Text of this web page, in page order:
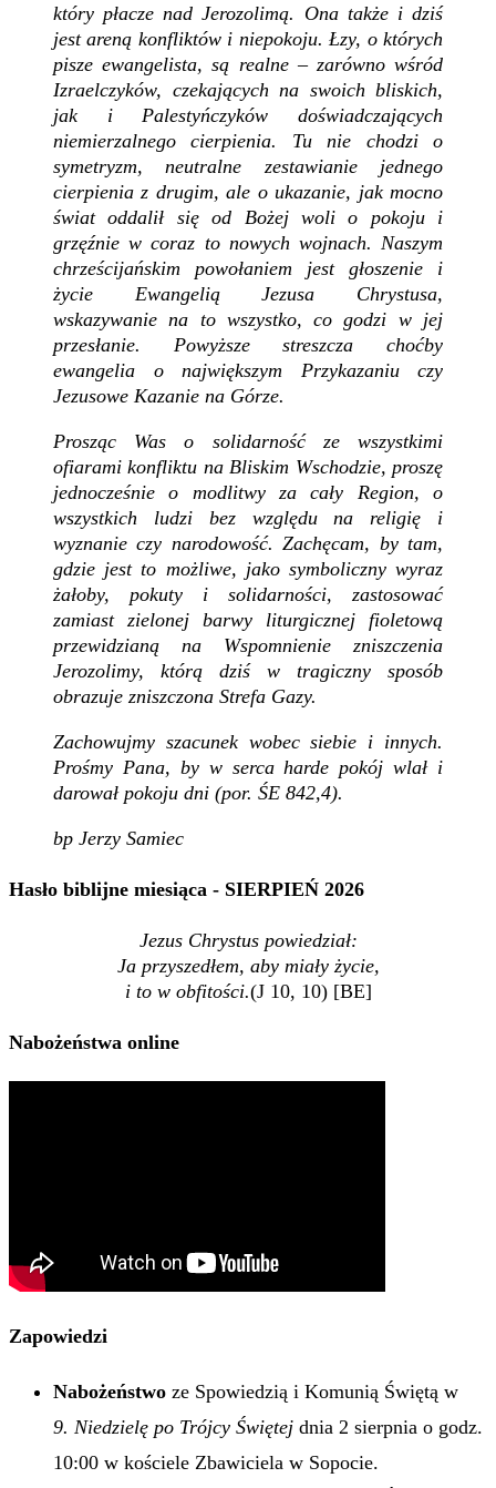
który płacze nad Jerozolimą. Ona także i dziś
jest areną konfliktów i niepokoju. Łzy, o których
pisze ewangelista, są realne – zarówno wśród
Izraelczyków, czekających na swoich bliskich,
jak i Palestyńczyków doświadczających
niemierzalnego cierpienia. Tu nie chodzi o
symetryzm, neutralne zestawianie jednego
cierpienia z drugim, ale o ukazanie, jak mocno
świat oddalił się od Bożej woli o pokoju i
grzęźnie w coraz to nowych wojnach. Naszym
chrześcijańskim powołaniem jest głoszenie i
życie Ewangelią Jezusa Chrystusa,
wskazywanie na to wszystko, co godzi w jej
przesłanie. Powyższe streszcza choćby
ewangelia o największym Przykazaniu czy
Jezusowe Kazanie na Górze.
Prosząc Was o solidarność ze wszystkimi
ofiarami konfliktu na Bliskim Wschodzie, proszę
jednocześnie o modlitwy za cały Region, o
wszystkich ludzi bez względu na religię i
wyznanie czy narodowość. Zachęcam, by tam,
gdzie jest to możliwe, jako symboliczny wyraz
żałoby, pokuty i solidarności, zastosować
zamiast zielonej barwy liturgicznej fioletową
przewidzianą na Wspomnienie zniszczenia
Jerozolimy, którą dziś w tragiczny sposób
obrazuje zniszczona Strefa Gazy.
Zachowujmy szacunek wobec siebie i innych.
Prośmy Pana, by w serca harde pokój wlał i
darował pokoju dni (por. ŚE 842,4).
bp Jerzy Samiec
Hasło biblijne miesiąca - SIERPIEŃ 2026
Jezus Chrystus powiedział:
Ja przyszedłem, aby miały życie,
i to w obfitości.(J 10, 10) [BE]
Nabożeństwa online
Zapowiedzi
Nabożeństwo ze Spowiedzią i Komunią Świętą w
9. Niedzielę po Trójcy Świętej dnia 2 sierpnia o godz.
10:00 w kościele Zbawiciela w Sopocie.